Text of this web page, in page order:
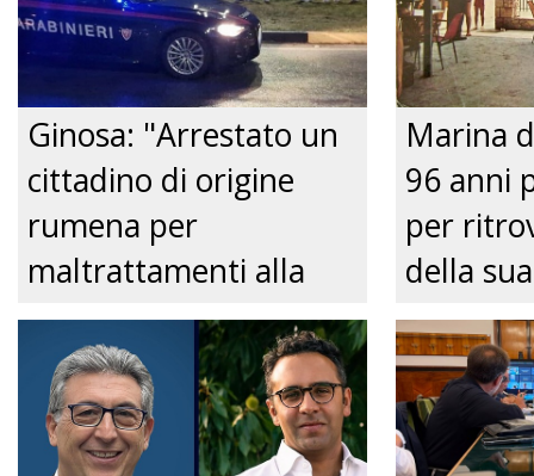
Ginosa: "Arrestato un
cittadino di origine
rumena per
maltrattamenti alla
convivente." Just tv
Marina
96 anni
per
della
dalla
Just tv